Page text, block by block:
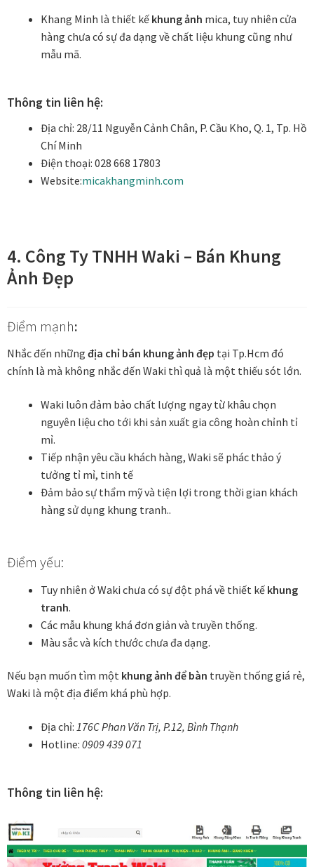
Tranh dự án
Tranh nhà mẫu dự án
Tranh nhà ở cao cấp
Tranh trang trí văn phòng
Tranh treo khách sạn
Tranh mừng thọ
Tranh phòng khách hiện đại
Tranh sơn dầu cao cấp
Tranh sơn mài phòng khách
Tranh tặng đối tác
Tranh tặng khai trương
Tranh tặng sếp cao cấp
Tranh tặng tân gia
Tranh Bắc Âu – Scandinavian
Tranh treo phòng khách
Tranh treo phòng ngủ
Tranh treo phòng thờ
Ưu đãi khung tranh
Khang Minh là thiết kế khung ảnh mica, tuy nhiên cửa
hàng chưa có sự đa dạng về chất liệu khung cũng như
mẫu mã.
Thông tin liên hệ:
Địa chỉ: 28/11 Nguyễn Cảnh Chân, P. Cầu Kho, Q. 1, Tp. Hồ
Chí Minh
Điện thoại: 028 668 17803
Website:micakhangminh.com
4. Công Ty TNHH Waki – Bán Khung
Ảnh Đẹp
Điểm mạnh:
Nhắc đến những địa chỉ bán khung ảnh đẹp tại Tp.Hcm đó
chính là mà không nhắc đến Waki thì quả là một thiếu sót lớn.
Waki luôn đảm bảo chất lượng ngay từ khâu chọn
nguyên liệu cho tới khi sản xuất gia công hoàn chỉnh tỉ
mỉ.
Tiếp nhận yêu cầu khách hàng, Waki sẽ phác thảo ý
tưởng tỉ mỉ, tinh tế
Đảm bảo sự thẩm mỹ và tiện lợi trong thời gian khách
hàng sử dụng khung tranh..
Điểm yếu:
Tuy nhiên ở Waki chưa có sự đột phá về thiết kế khung
tranh.
Các mẫu khung khá đơn giản và truyền thống.
Màu sắc và kích thước chưa đa dạng.
Nếu bạn muốn tìm một khung ảnh để bàn truyền thống giá rẻ,
Waki là một địa điểm khá phù hợp.
Địa chỉ: 176C Phan Văn Trị, P.12, Bình Thạnh
Hotline: 0909 439 071
Thông tin liên hệ: